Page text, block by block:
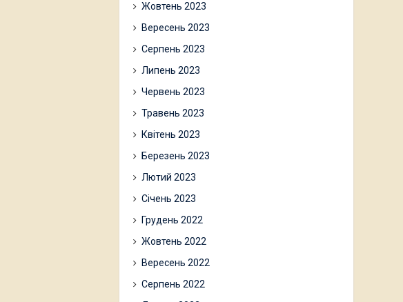
Жовтень 2023
Вересень 2023
Серпень 2023
Липень 2023
Червень 2023
Травень 2023
Квітень 2023
Березень 2023
Лютий 2023
Січень 2023
Грудень 2022
Жовтень 2022
Вересень 2022
Серпень 2022